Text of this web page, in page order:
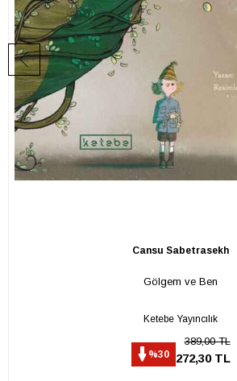
Cansu Sabetrasekh
Gölgem ve Ben
Ketebe Yayıncılık
%30
389,00 TL
272,30 TL